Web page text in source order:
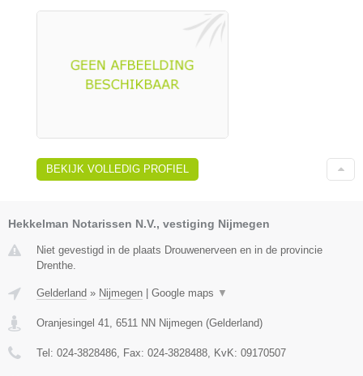
BEKIJK VOLLEDIG PROFIEL
Hekkelman Notarissen N.V., vestiging Nijmegen
Niet gevestigd in de plaats Drouwenerveen en in de provincie
Drenthe.
Gelderland » Nijmegen Google maps ▼
Oranjesingel 41, 6511 NN Nijmegen (Gelderland)
Tel: 024-3828486, Fax: 024-3828488, KvK: 09170507